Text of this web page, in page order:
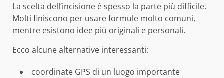
La scelta dell’incisione è spesso la parte più difficile.
Molti finiscono per usare formule molto comuni,
mentre esistono idee più originali e personali.
Ecco alcune alternative interessanti:
coordinate GPS di un luogo importante